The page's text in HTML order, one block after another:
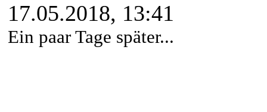
17.05.2018, 13:41
Ein paar Tage später...